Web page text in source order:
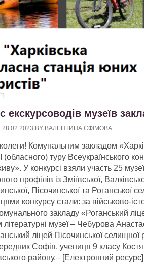
екскурсоводів музеїв
28.02.2023 BY ВАЛЕНТИНА ЄФІМОВА
Комунальним закладом
(обласного) туру Всеукраїнського
У конкурсі взяли участь 25
профілів із Зміївської,
Пісочинської та Роганської
конкурсу стали: за військово-
закладу «Роганський
музеї – Чебурова
ліцей Пісочинської
Софія, учениця 9 класу
району.– [Електронний